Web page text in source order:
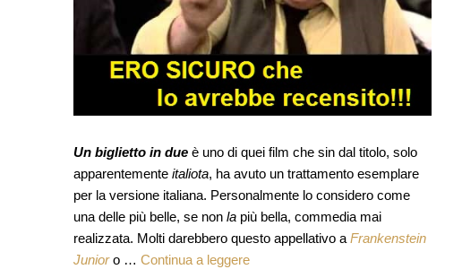
Un biglietto in due è uno di quei film che sin dal titolo, solo
apparentemente italiota, ha avuto un trattamento esemplare
per la versione italiana. Personalmente lo considero come
una delle più belle, se non la più bella, commedia mai
realizzata. Molti darebbero questo appellativo a Frankenstein
Junioro … Continua a leggere